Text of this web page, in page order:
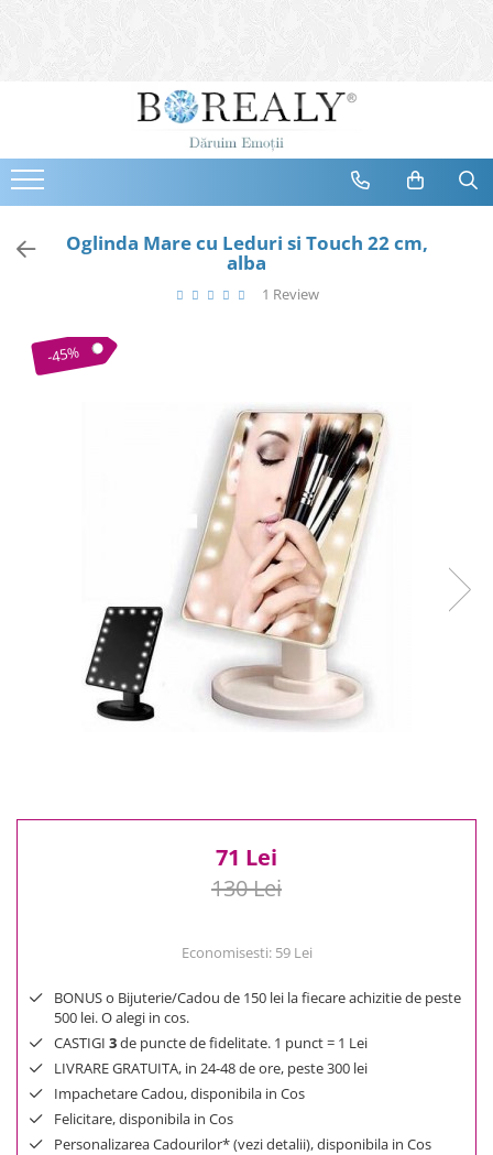
Bijuterii
Cercei
Bratari
Coliere
Destinatari
0 Lei - 100 Lei
100 Lei - 200 Lei
1000 Lei +
Oglinda Mare cu Leduri si Touch 22 cm,
alba
1 Review
-45%
71 Lei
130 Lei
Economisesti: 59 Lei
BONUS o Bijuterie/Cadou de 150 lei la fiecare achizitie de peste
500 lei. O alegi in cos.
CASTIGI 3de puncte de fidelitate. 1 punct = 1 Lei
LIVRARE GRATUITA, in 24-48 de ore, peste 300 lei
Impachetare Cadou, disponibila in Cos
Felicitare, disponibila in Cos
Personalizarea Cadourilor* (vezi detalii), disponibila in Cos